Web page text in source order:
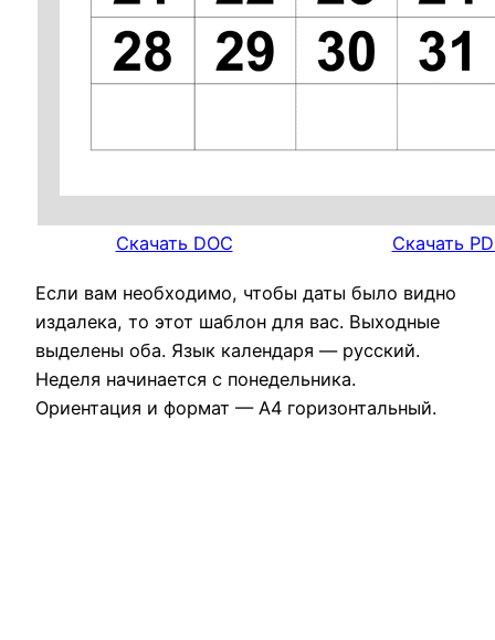
Скачать DOC Скачать
Если вам необходимо, чтобы даты было видно
издалека, то этот шаблон для вас. Выходные
выделены оба. Язык календаря — русский.
Неделя начинается с понедельника.
Ориентация и формат — А4 горизонтальный.